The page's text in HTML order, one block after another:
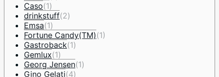
Caso(1)
drinkstuff(2)
Emsa(1)
Fortune Candy(TM)(1)
Gastroback(1)
Gemlux(1)
Georg Jensen(1)
Gino Gelati(4)